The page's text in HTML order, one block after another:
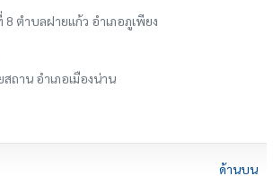
ตำบลฝายแก้ว อำเภอภูเพียง
ถาน อำเภอเมืองน่าน
ด้านบน